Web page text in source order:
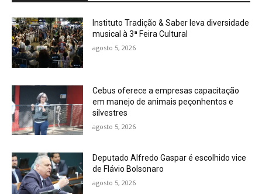
Instituto Tradição & Saber leva diversidade
musical à 3ª Feira Cultural
agosto 5, 2026
Cebus oferece a empresas capacitação
em manejo de animais peçonhentos e
silvestres
agosto 5, 2026
Deputado Alfredo Gaspar é escolhido vice
de Flávio Bolsonaro
agosto 5, 2026